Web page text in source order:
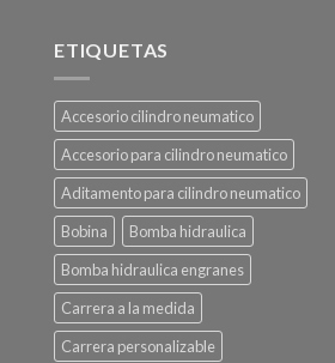
ETIQUETAS
Accesorio cilindro neumatico
Accesorio para cilindro neumatico
Aditamento para cilindro neumatico
Bobina
Bomba hidraulica
Bomba hidraulica engranes
Carrera a la medida
Carrera personalizable